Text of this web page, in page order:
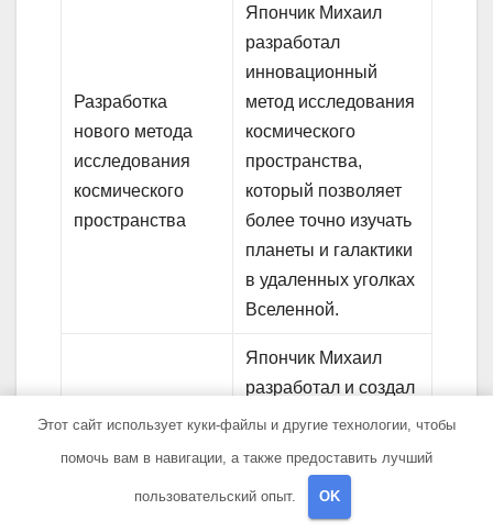
Разработка
нового метода
исследования
космического
пространства
Япончик Михаил
разработал
инновационный
метод исследования
космического
пространства,
который позволяет
более точно изучать
планеты и галактики
в удаленных уголках
Вселенной.
Создание нового
Япончик Михаил
разработал и создал
прототип нового
эффективного
двигателя, который
Этот сайт использует куки-файлы и другие технологии, чтобы
помочь вам в навигации, а также предоставить лучший
пользовательский опыт. OK